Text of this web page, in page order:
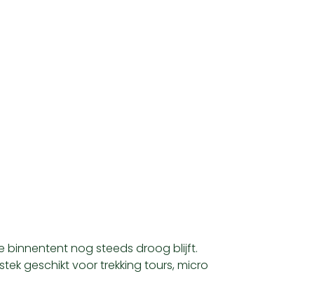
binnentent nog steeds droog blijft.
geschikt voor trekking tours, micro